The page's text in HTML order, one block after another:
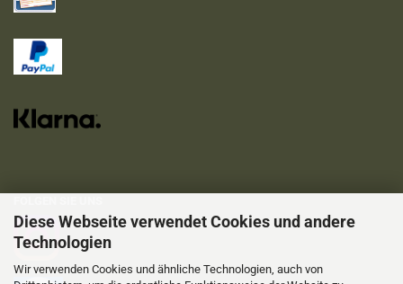
Diese Webseite verwendet Cookies und andere
Technologien
Wir verwenden Cookies und ähnliche Technologien, auch von